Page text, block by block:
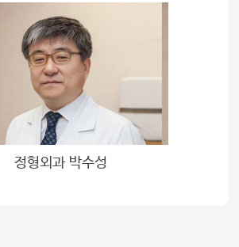
나!'라는 생각도 들었어요.
가 얼마 차이가 나지 않으니까 줄넘기도
있으니까.
정형외과 박수성